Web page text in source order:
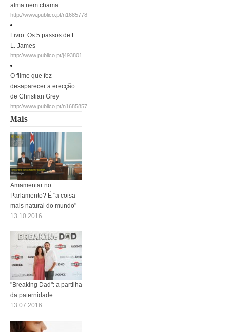
alma nem chama
http://www.publico.pt/n1685778
Livro: Os 5 passos de E.
L. James
http://www.publico.pt/j493801
O filme que fez
desaparecer a erecção
de Christian Grey
http://www.publico.pt/n1685857
Mais
Amamentar no
Parlamento? É "a coisa
mais natural do mundo"
13.10.2016
"Breaking Dad": a partilha
da paternidade
13.07.2016